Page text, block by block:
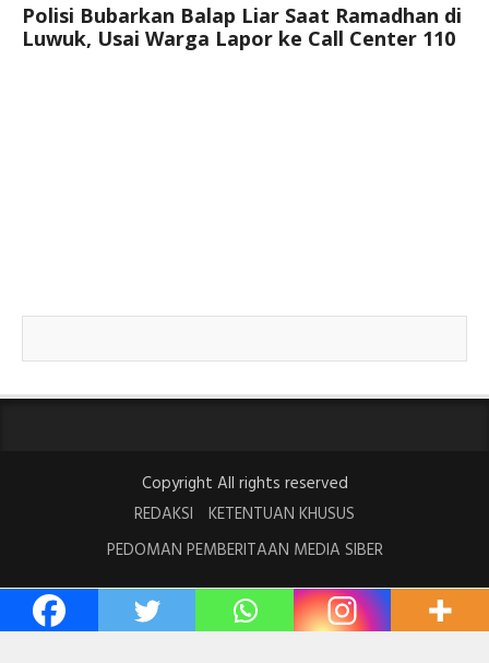
Polisi Bubarkan Balap Liar Saat Ramadhan di
Luwuk, Usai Warga Lapor ke Call Center 110
Copyright All rights reserved
REDAKSI
KETENTUAN KHUSUS
PEDOMAN PEMBERITAAN MEDIA SIBER